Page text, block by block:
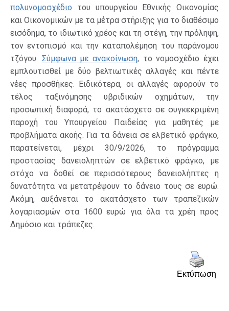
πολυνομοσχέδιο του υπουργείου Εθνικής Οικονομίας
και Οικονομικών με τα μέτρα στήριξης για το διαθέσιμο
εισόδημα, το ιδιωτικό χρέος και τη στέγη, την πρόληψη,
τον εντοπισμό και την καταπολέμηση του παράνομου
τζόγου. Σύμφωνα με ανακοίνωση, το νομοσχέδιο έχει
εμπλουτισθεί με δύο βελτιωτικές αλλαγές και πέντε
νέες προσθήκες. Ειδικότερα, οι αλλαγές αφορούν το
τέλος ταξινόμησης υβριδικών οχημάτων, την
προσωπική διαφορά, το ακατάσχετο σε συγκεκριμένη
παροχή του Υπουργείου Παιδείας για μαθητές με
προβλήματα ακοής. Για τα δάνεια σε ελβετικό φράγκο,
παρατείνεται, μέχρι 30/9/2026, το πρόγραμμα
προστασίας δανειοληπτών σε ελβετικό φράγκο, με
στόχο να δοθεί σε περισσότερους δανειολήπτες η
δυνατότητα να μετατρέψουν το δάνειο τους σε ευρώ.
Ακόμη, αυξάνεται το ακατάσχετο των τραπεζικών
λογαριασμών στα 1600 ευρώ για όλα τα χρέη προς
Δημόσιο και τράπεζες.
Εκτύπωση